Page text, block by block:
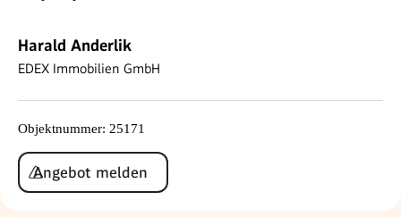
Harald Anderlik
EDEX Immobilien GmbH
Objektnummer: 25171
Angebot melden